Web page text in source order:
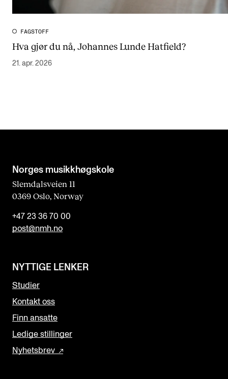
FAGSTOFF
Hva gjør du nå, Johannes Lunde Hatfield?
21. apr. 2026
Norges musikk­høgskole
Slemdalsveien 11
0369 Oslo, Norway
+47 23 36 70 00
post@nmh.no
NYTTIGE LENKER
Studier
Kontakt oss
Finn ansatte
Ledige stillinger
Nyhetsbrev